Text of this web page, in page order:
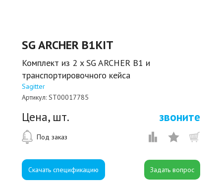
SG ARCHER B1KIT
Комплект из 2 x SG ARCHER B1 и
транспортировочного кейса
Sagitter
Артикул: ST00017785
Цена, шт. звоните
Под заказ
Скачать спецификацию